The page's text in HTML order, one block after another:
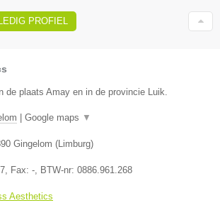
PROFIEL
de plaats Amay en in de provincie Luik.
Google maps ▼
Gingelom (Limburg)
, Fax: -, BTW-nr: 0886.961.268
Aesthetics